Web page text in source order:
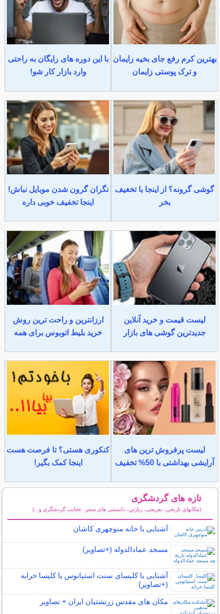
بهترین کرم رفع جای بخیه زایمان
و ترک پوستی زایمان
با این دوره های رایگان به راحتی
وارد بازار کار شو!
گوشی گرونه؟ از اینجا با تخغیف
بخر
نگران گرون شدن موبایل نباش!
اینجا تخفیف خوبی داره
لیست قیمت و خرید آنلاین
جدیدترین گوشی های بازار
ارزانترین و راحت ترین روش
خرید بلیط اتوبوس برای همه
لیست پرفروش ترین های
آرایشی بهداشتی با 50% تخفیف
کنکوری هستی؟ تا فرصت هست
اینجا کمک بگیر!
تازه های گردشگری
(مكانهاي تاريخي، تفریحی، زيارتي، دانستنی های سفر، عجایب گردشگری و...)
آشنایی با خانه منوچهری کاشان
مسجد عمادالدوله (+تصاویر)
آشنایی با کلیسای سنت استپانوس یا کلیسا خرابه
(+تصاویر)
مکان‌ های مقدس زرتشتیان ایران + تصاویر